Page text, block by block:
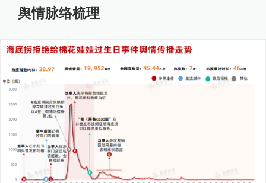
舆情脉络梳理